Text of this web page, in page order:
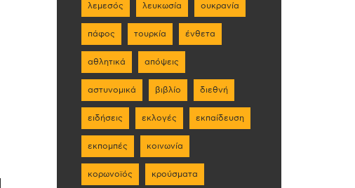
λεμεσός λευκωσία ουκρανία
πάφος τουρκία ένθετα
αθλητικά απόψεις
αστυνομικά βιβλίο διεθνή
ειδήσεις εκλογές εκπαίδευση
εκπομπές κοινωνία
κορωνοϊός κρούσματα